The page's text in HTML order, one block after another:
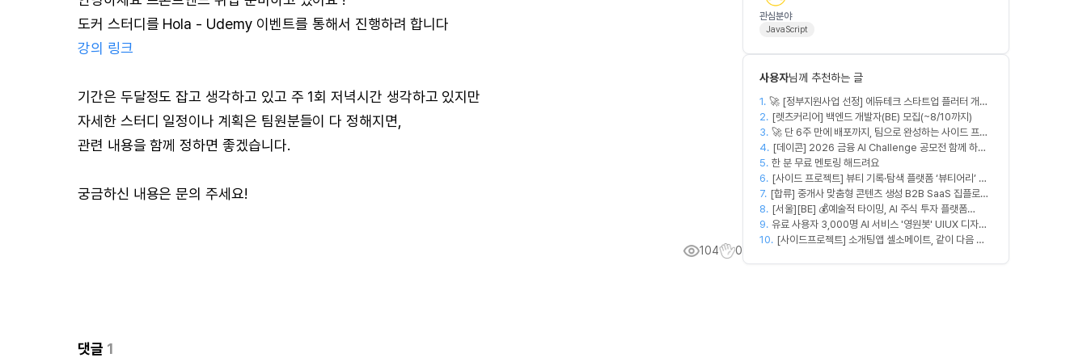
도커 스터디를 Hola - Udemy 이벤트를 통해서 진행하려 합니다
강의 링크
기간은 두달정도 잡고 생각하고 있고 주 1회 저녁시간 생각하고 있지만
자세한 스터디 일정이나 계획은 팀원분들이 다 정해지면,
관련 내용을 함께 정하면 좋겠습니다.
궁금하신 내용은 문의 주세요!
104 0
댓글 1
관심분야
JavaScript
사용자님께 추천하는 글
1. 🚀 [정부지원사업 선정] 에듀테크 스타트업 플러터 개발
자를 모십니다!
2. [렛츠커리어] 백엔드 개발자(BE) 모집(~8/10까지)
3. 🚀 단 6주 만에 배포까지, 팀으로 완성하는 사이드 프로
젝트 [스위프 웹 15기] 🚀
4. [데이콘] 2026 금융 AI Challenge 공모전 함께 하실
프론트엔드, 백엔드, 디자이너 구합니다!
5. 한 분 무료 멘토링 해드려요
6. [사이드 프로젝트] 뷰티 기록·탐색 플랫폼 ‘뷰티어리’ 디
자이너·프론트엔드·백엔드 팀원을 모집합니다
7. [합류] 중개사 맞춤형 콘텐츠 생성 B2B SaaS 집플로우
과 함께 하실 멤버를 모집합니다!
8. [서울][BE] 💰예술적 타이밍, AI 주식 투자 플랫폼
(Spring)
9. 유료 사용자 3,000명 AI 서비스 '영원봇' UIUX 디자인
팀원 모집
10. [사이드프로젝트] 소개팅앱 셀소메이트, 같이 다음 방